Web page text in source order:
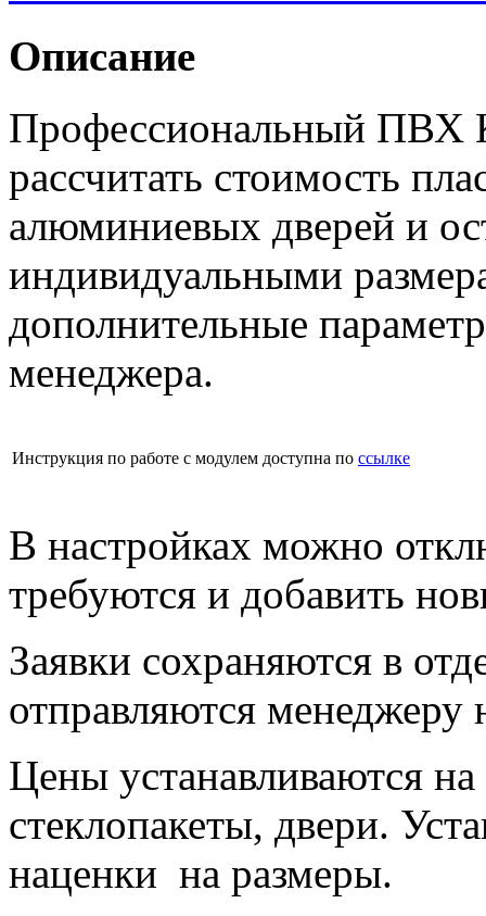
Описание
Профессиональный ПВХ
рассчитать стоимость
алюминиевых дверей и
индивидуальными
дополнительные
менеджера.
Инструкция по работе с модулем доступна по ссылке
В настройках можно
требуются и добавить
Заявки сохраняются в
отправляются менеджеру
Цены устанавливаются
стеклопакеты, двери.
наценки на размеры.